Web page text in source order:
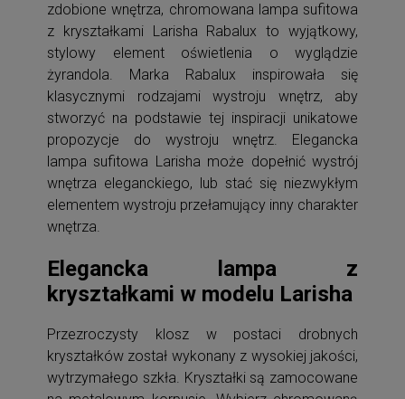
zdobione wnętrza, chromowana lampa sufitowa
z kryształkami Larisha Rabalux to wyjątkowy,
stylowy element oświetlenia o wyglądzie
żyrandola. Marka Rabalux inspirowała się
klasycznymi rodzajami wystroju wnętrz, aby
stworzyć na podstawie tej inspiracji unikatowe
propozycje do wystroju wnętrz. Elegancka
lampa sufitowa Larisha może dopełnić wystrój
wnętrza eleganckiego, lub stać się niezwykłym
elementem wystroju przełamujący inny charakter
wnętrza.
Elegancka lampa z
kryształkami w modelu Larisha
Przezroczysty klosz w postaci drobnych
kryształków został wykonany z wysokiej jakości,
wytrzymałego szkła. Kryształki są zamocowane